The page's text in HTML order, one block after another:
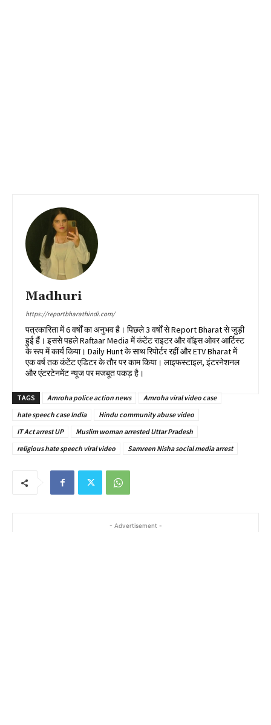
Madhuri
https://reportbharathindi.com/
पत्रकारिता में 6 वर्षों का अनुभव है। पिछले 3 वर्षों से Report Bharat से जुड़ी
हुई हैं। इससे पहले Raftaar Media में कंटेंट राइटर और वॉइस ओवर आर्टिस्ट
के रूप में कार्य किया। Daily Hunt के साथ रिपोर्टर रहीं और ETV Bharat में
एक वर्ष तक कंटेंट एडिटर के तौर पर काम किया। लाइफस्टाइल, इंटरनेशनल
और एंटरटेनमेंट न्यूज पर मजबूत पकड़ है।
TAGS Amroha police action news
Amroha viral video case
hate speech case India
Hindu community abuse video
IT Act arrest UP
Muslim woman arrested Uttar Pradesh
religious hate speech viral video
Samreen Nisha social media arrest
- Advertisement -